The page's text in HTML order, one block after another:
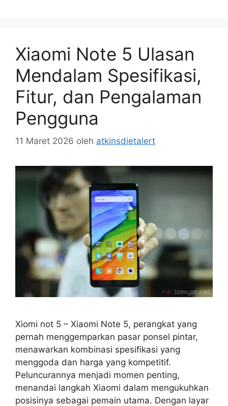
Xiaomi Note 5 Ulasan
Mendalam Spesifikasi,
Fitur, dan Pengalaman
Pengguna
11 Maret 2026 oleh atkinsdietalert
Xiomi not 5 – Xiaomi Note 5, perangkat yang
pernah menggemparkan pasar ponsel pintar,
menawarkan kombinasi spesifikasi yang
menggoda dan harga yang kompetitif.
Peluncurannya menjadi momen penting,
menandai langkah Xiaomi dalam mengukuhkan
posisinya sebagai pemain utama. Dengan layar